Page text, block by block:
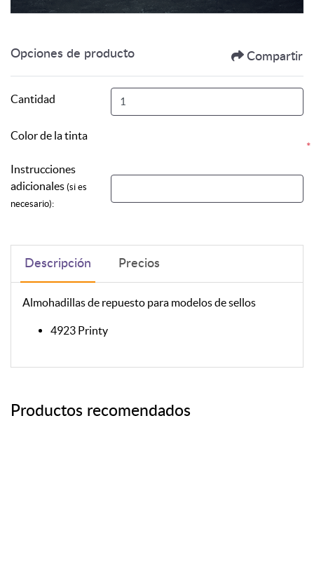
Opciones de producto Compartir
Cantidad
Color de la tinta
*
Instrucciones
adicionales (si es
necesario):
Descripción Precios
Almohadillas de repuesto para modelos de sellos
4923 Printy
Productos recomendados